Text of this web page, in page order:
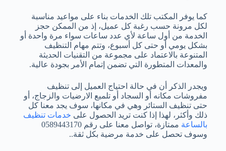
كما يوفر المكتب تلك الخدمات بناء على مواعيد مناسبة
لكل مرونة حسب رغبة كل عميل، إذ من الممكن حجز
الخدمة من أول ساعة لأي عدد ساعات سواء مرة واحدة أو
بشكل يومي أو حتى كل أسبوع، وتتم مهام التنظيف
المتنوعة بالاعتماد على مجموعة من التقنيات الحديثة
والمعدات المتطورة التي تضمن إتمام الأمر بجودة عالية.
ويجدر الذكر أن في حالة احتياج العميل إلى تنظيف
مفروشات مكانه أو السجاد أو تلميع الارضيات والزجاج، أو
حتى تنظيف الستائر وهي في مكانها، سوف يجد معنا كل
ذلك وأكثر، لهذا إذا كنت تريد الحصول على خدمات تنظيف
بالساعة
ممتازة، تواصل معنا على رقم 0589443170
وسوف تحصل على خدمة مرضية بكل ثقة..